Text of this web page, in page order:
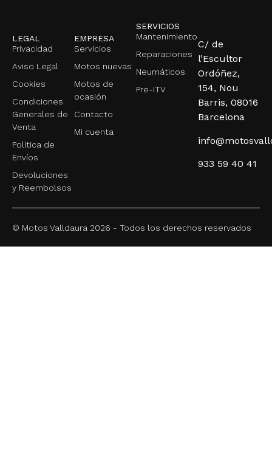
C/ de
l’Escultor
Ordóñez,
154, Nou
Barris, 08016
Barcelona
933 59 40 41
SERVICIOS
Mantenimiento
Reparaciones
Neumáticos
Pre-ITV
EMPRESA
Servicios
Motos nuevas
Motos de
ocasión
Contacto
Mi cuenta
LEGAL
Privacidad
Aviso Legal
Cookies
Condiciones
Generales de
Venta
Política de
Envíos
Devoluciones
y Reembolsos
© Motos Valldaura 2026 - Todos los derechos reservados